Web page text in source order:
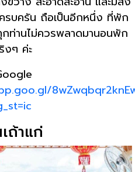
รบครัน ถือเป็นอีกหนึ่ง ที่พัก
ท่านไม่ควรพลาดมานอนพัก
งๆ ค่ะ
ถ้าแก่